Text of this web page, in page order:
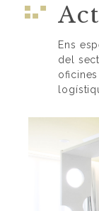
Ens
del